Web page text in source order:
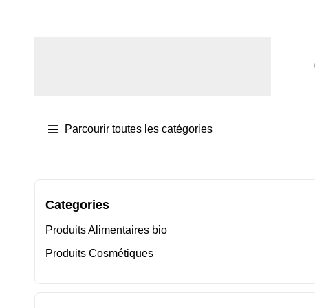
Parcourir toutes les catégories
Categories
Produits Alimentaires bio
Produits Cosmétiques